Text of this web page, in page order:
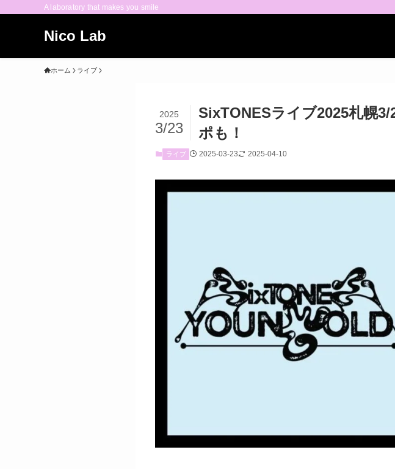
A laboratory that makes you smile
Nico Lab
ホーム ライブ
SixTONESライブ2025札幌
ポも！
2025
3/23
ライブ 2025-03-23 2025-04-10